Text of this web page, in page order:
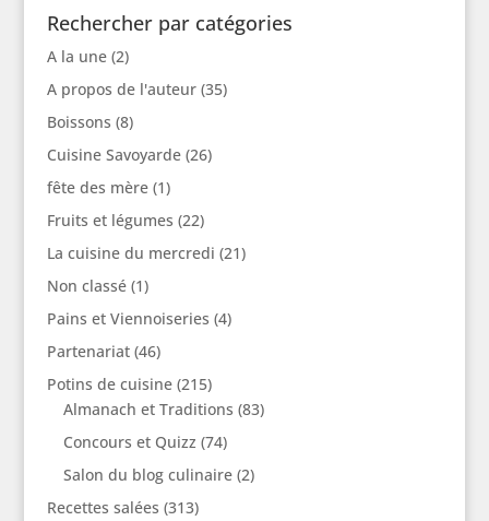
Rechercher par catégories
A la une(2)
A propos de l'auteur(35)
Boissons (8)
Cuisine Savoyarde(26)
fête des mère(1)
Fruits et légumes (22)
La cuisine du mercredi (21)
Non classé(1)
Pains et Viennoiseries (4)
Partenariat(46)
Potins de cuisine(215)
Almanach et Traditions (83)
Concours et Quizz (74)
Salon du blog culinaire(2)
Recettes salées (313)